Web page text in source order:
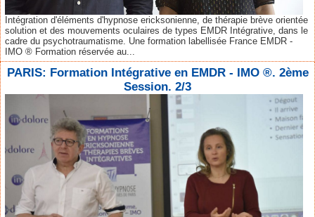
Intégration d'éléments d'hypnose ericksonienne, de thérapie brève orientée
solution et des mouvements oculaires de types EMDR Intégrative, dans le
cadre du psychotraumatisme. Une formation labellisée France EMDR -
IMO ® Formation réservée au...
PARIS: Formation Intégrative en EMDR - IMO ®. 2ème
Session. 2/3